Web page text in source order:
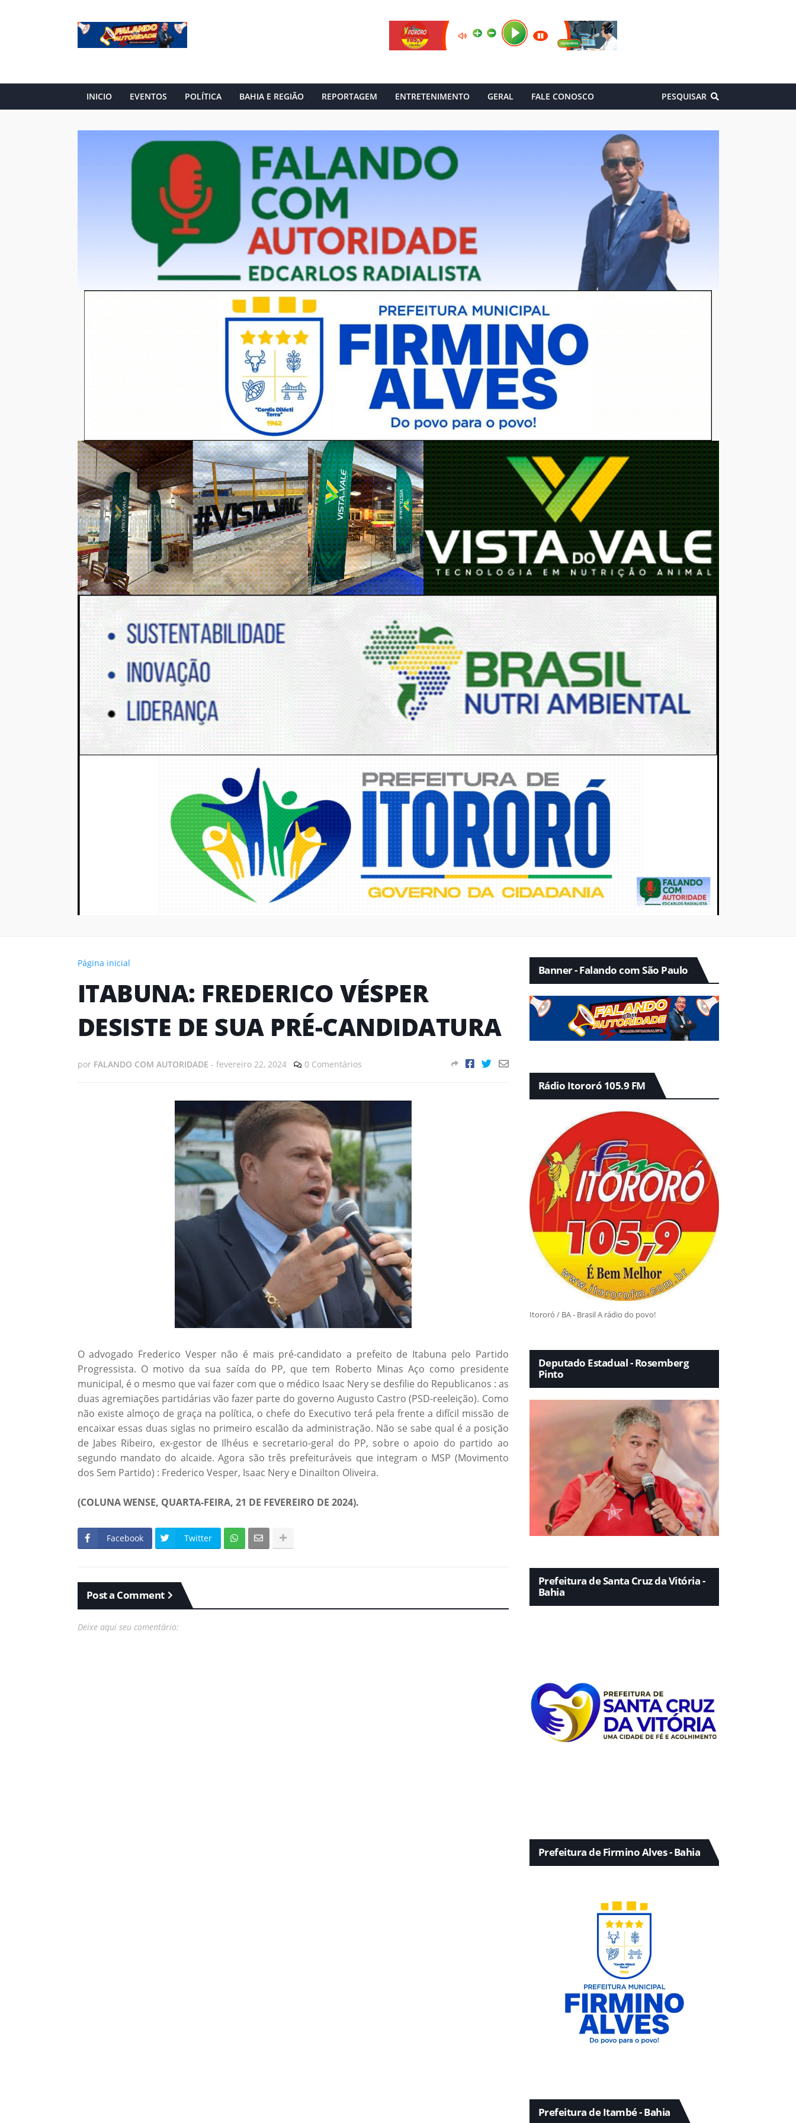
INICIO EVENTOS POLÍTICA BAHIA E REGIÃO REPORTAGEM ENTRETENIMENTO GERAL FALE CONOSCO PESQUISAR
Página inicial
ITABUNA: FREDERICO VÉSPER
DESISTE DE SUA PRÉ-CANDIDATURA
por FALANDO COM AUTORIDADE - fevereiro 22, 2024 0 Comentários
O advogado Frederico Vesper não é mais pré-candidato a prefeito de Itabuna pelo Partido
Progressista. O motivo da sua saída do PP, que tem Roberto Minas Aço como presidente
municipal, é o mesmo que vai fazer com que o médico Isaac Nery se desfilie do Republicanos : as
duas agremiações partidárias vão fazer parte do governo Augusto Castro (PSD-reeleição). Como
não existe almoço de graça na política, o chefe do Executivo terá pela frente a difícil missão de
encaixar essas duas siglas no primeiro escalão da administração. Não se sabe qual é a posição
de Jabes Ribeiro, ex-gestor de Ilhéus e secretario-geral do PP, sobre o apoio do partido ao
segundo mandato do alcaide. Agora são três prefeituráveis que integram o MSP (Movimento
dos Sem Partido) : Frederico Vesper, Isaac Nery e Dinailton Oliveira.
(COLUNA WENSE, QUARTA-FEIRA, 21 DE FEVEREIRO DE 2024).
Facebook Twitter
Post a Comment
Deixe aqui seu comentário:
Banner - Falando com São Paulo
Rádio Itororó 105.9 FM
Itororó / BA - Brasil A rádio do povo!
Deputado Estadual - Rosemberg
Pinto
Prefeitura de Santa Cruz da Vitória -
Bahia
Prefeitura de Firmino Alves - Bahia
Prefeitura de Itambé - Bahia